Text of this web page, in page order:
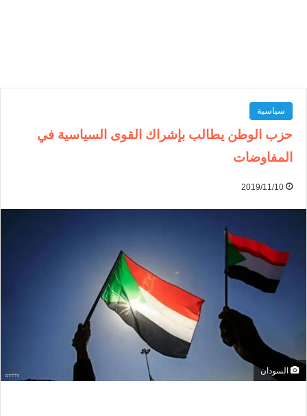
سياسية
حزب الوطن يطالب بإشراك القوى السياسية في
المفاوضات
2019/11/10
السودان